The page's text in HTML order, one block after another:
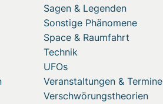
Sagen & Legenden
Sonstige Phänomene
Space & Raumfahrt
Technik
UFOs
Veranstaltungen & Termine
Verschwörungstheorien